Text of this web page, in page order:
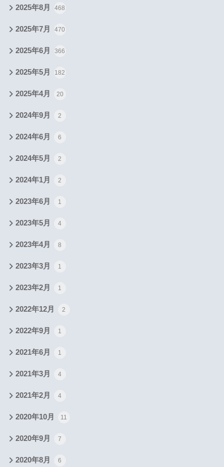
2025年8月 468
2025年7月 470
2025年6月 366
2025年5月 182
2025年4月 20
2024年9月 2
2024年6月 6
2024年5月 2
2024年1月 2
2023年6月 1
2023年5月 4
2023年4月 8
2023年3月 1
2023年2月 1
2022年12月 2
2022年9月 1
2021年6月 1
2021年3月 4
2021年2月 4
2020年10月 11
2020年9月 7
2020年8月 6